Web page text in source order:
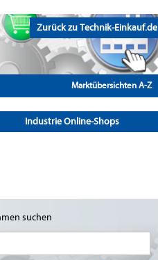
Zurück zu Technik-Einkauf.de
Marktübersichten A-Z
Industrie Online-Shops
suchen